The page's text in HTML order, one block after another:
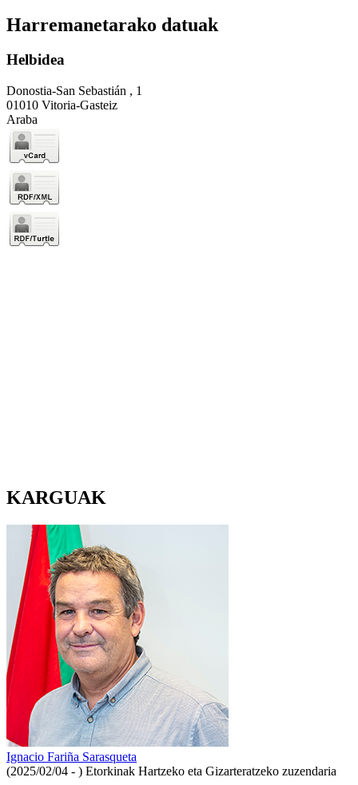
Harremanetarako datuak
Helbidea
Donostia-San Sebastián , 1
01010 Vitoria-Gasteiz
Araba
KARGUAK
Ignacio Fariña Sarasqueta
(2025/02/04 - ) Etorkinak Hartzeko eta Gizarteratzeko zuzendaria